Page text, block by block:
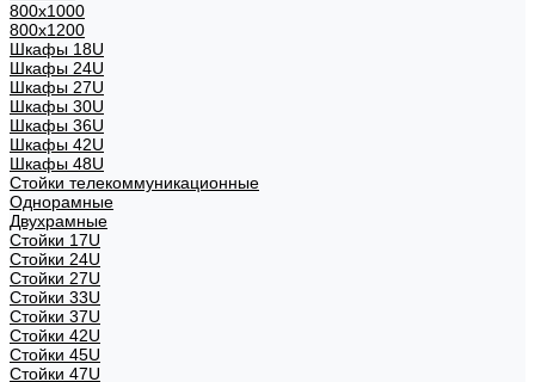
800х1000
800х1200
Шкафы 18U
Шкафы 24U
Шкафы 27U
Шкафы 30U
Шкафы 36U
Шкафы 42U
Шкафы 48U
Стойки телекоммуникационные
Однорамные
Двухрамные
Стойки 17U
Стойки 24U
Стойки 27U
Стойки 33U
Стойки 37U
Стойки 42U
Стойки 45U
Стойки 47U